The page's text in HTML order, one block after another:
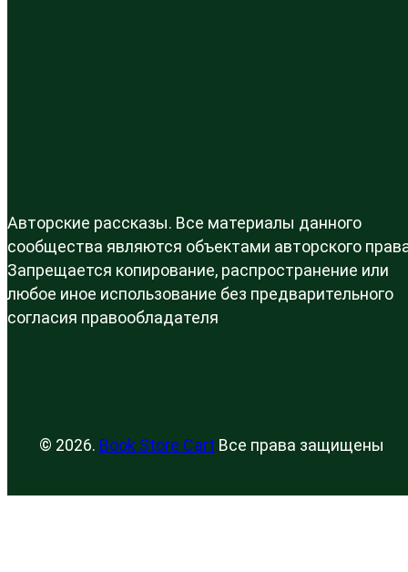
Авторские рассказы. Все материалы данного
сообщества являются объектами авторского
Запрещается копирование, распространение или
любое иное использование без предварительного
согласия правообладателя
© 2026. Book Store Cart Все права защищены